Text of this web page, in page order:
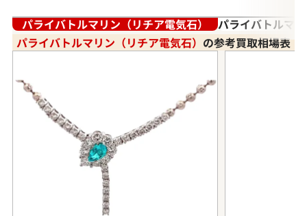
パライバトルマリン（リチア電気石）
パライバトルマ
パライバトルマリン（リチア電気石） の参考買取相場表